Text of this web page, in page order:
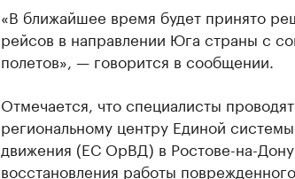
«В ближайшее время будет принято
рейсов в направлении Юга страны с
полетов», — говорится в сообщении.
Отмечается, что специалисты
региональному центру Единой
движения (ЕС ОрВД) в Ростове-на-
восстановления работы